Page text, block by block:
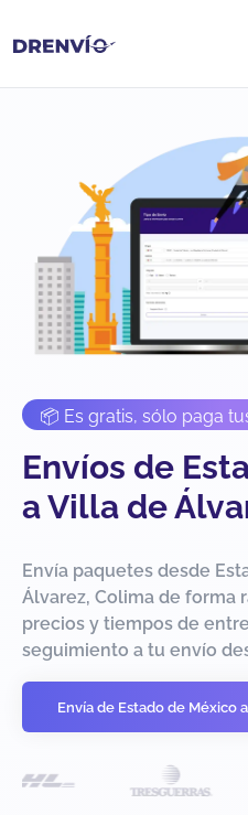
📦 Es gratis, sólo paga
Envíos de
a Villa de
Envía paquetes desde
Álvarez, Colima de forma
precios y tiempos de
seguimiento a tu envío
Envía de Estado de México